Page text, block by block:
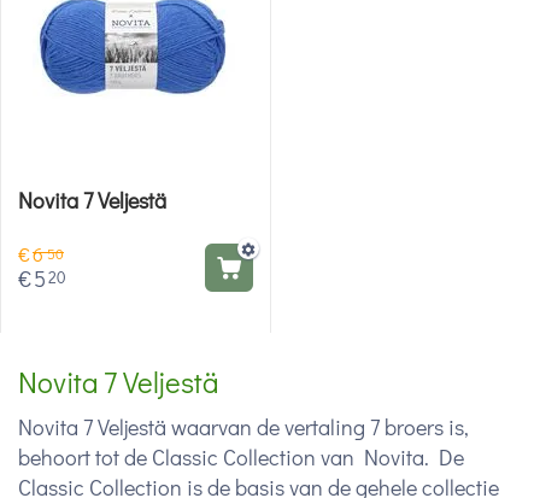
Novita 7 Veljestä
Novita 7 Veljestä waarvan de vertaling 7 broers is,
behoort tot de Classic Collection van Novita. De
Classic Collection is de basis van de gehele collectie
Novita 7 Veljestä
€650
€520